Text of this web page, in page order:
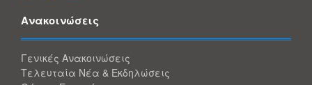
Ανακοινώσεις
Γενικές Ανακοινώσεις
Τελευταία Νέα & Εκδηλώσεις